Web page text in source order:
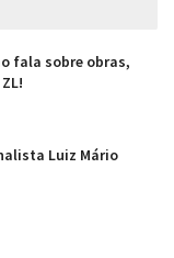
fala sobre obras,
Luiz Mário